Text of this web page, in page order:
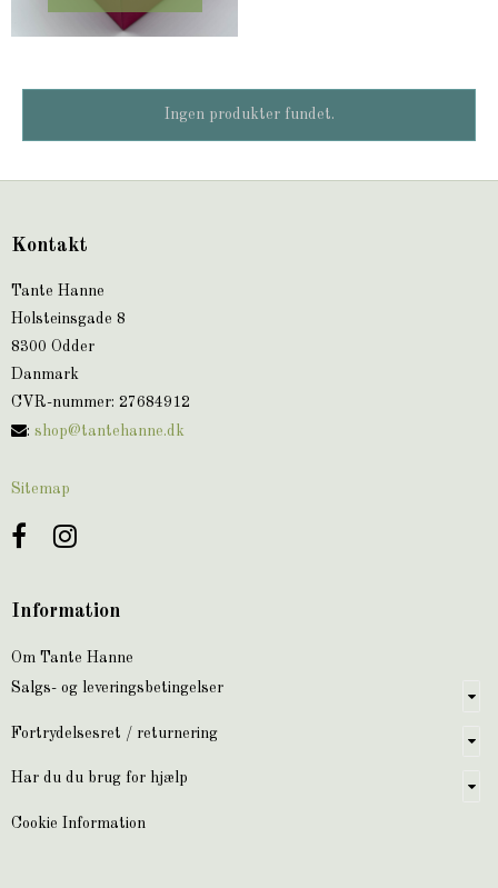
Ingen produkter fundet.
Kontakt
Tante Hanne
Holsteinsgade 8
8300 Odder
Danmark
CVR-nummer: 27684912
: shop@tantehanne.dk
Sitemap
Information
Om Tante Hanne
Salgs- og leveringsbetingelser
Fortrydelsesret / returnering
Har du du brug for hjælp
Cookie Information